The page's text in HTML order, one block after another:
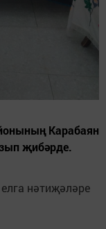
Карабаян
җибәрде.
нәтиҗәләре